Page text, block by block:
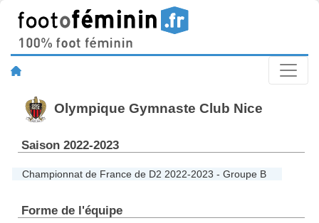
Olympique Gymnaste Club Nice
Saison 2022-2023
Championnat de France de D2 2022-2023 - Groupe B
Forme de l'équipe